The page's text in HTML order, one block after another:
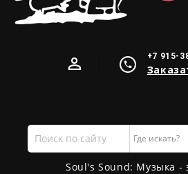
+7 915-
Поиск
по
сайту
Soul's Sound: Музыка -